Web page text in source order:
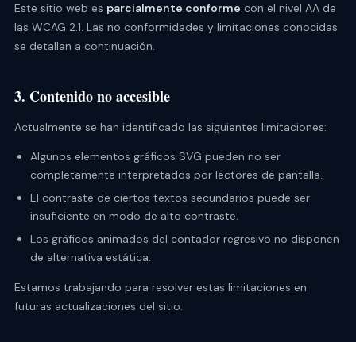
Este sitio web es parcialmente conforme con el nivel AA de
las WCAG 2.1. Las no conformidades y limitaciones conocidas
se detallan a continuación.
3. Contenido no accesible
Actualmente se han identificado las siguientes limitaciones:
Algunos elementos gráficos SVG pueden no ser
completamente interpretados por lectores de pantalla.
El contraste de ciertos textos secundarios puede ser
insuficiente en modo de alto contraste.
Los gráficos animados del contador regresivo no disponen
de alternativa estática.
Estamos trabajando para resolver estas limitaciones en
futuras actualizaciones del sitio.